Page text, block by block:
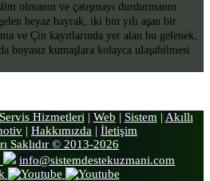
olmanın ve çatışmayı durdurmanın
beyaz bayrak, iki bin yılı aşan bir
ve Çin kayıtlarında yer alan bu gelenek,
boyasız kumaşlara kolayca ulaşabilmesi
Hizmetleri | Web | Sistem | Akıllı
| Hakkımızda | İletişim
Saklıdır © 2013-2026
info@sistemdestekuzmani.com